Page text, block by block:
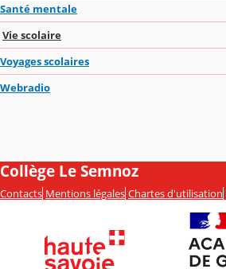
Santé mentale
Vie scolaire
Voyages scolaires
Webradio
Collège Le Semnoz
Contacts Mentions légales Chartes d'utilisation